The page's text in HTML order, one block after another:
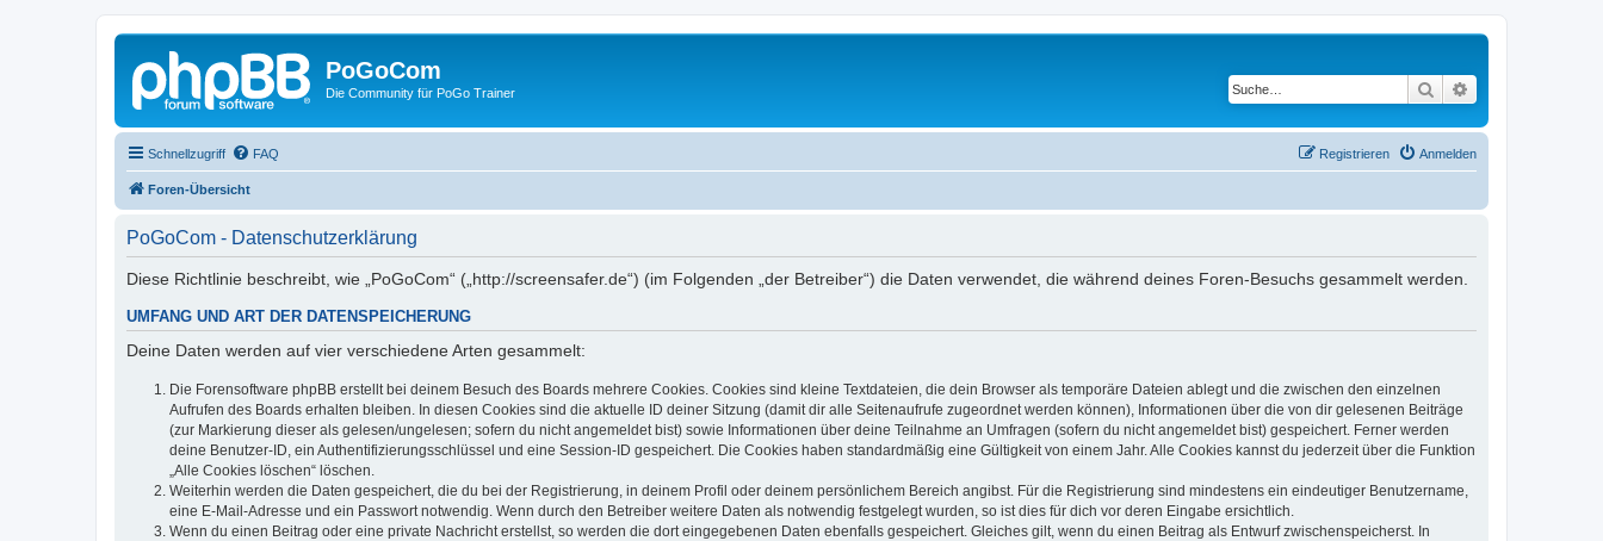
PoGoCom
Die Community für PoGo Trainer Suche
Schnellzugriff FAQ Anmelden
Registrieren
Foren-Übersicht
PoGoCom - Datenschutzerklärung
Diese Richtlinie beschreibt, wie „PoGoCom“ („http://screensafer.de“) (im Folgenden „der Betreiber“) die Daten verwendet, die während deines Foren-Besuchs gesammelt werden.
UMFANG UND ART DER DATENSPEICHERUNG
Deine Daten werden auf vier verschiedene Arten gesammelt:
Die Forensoftware phpBB erstellt bei deinem Besuch des Boards mehrere Cookies. Cookies sind kleine Textdateien, die dein Browser als temporäre Dateien ablegt und die zwischen den einzelnen
Aufrufen des Boards erhalten bleiben. In diesen Cookies sind die aktuelle ID deiner Sitzung (damit dir alle Seitenaufrufe zugeordnet werden können), Informationen über die von dir gelesenen Beiträge
(zur Markierung dieser als gelesen/ungelesen; sofern du nicht angemeldet bist) sowie Informationen über deine Teilnahme an Umfragen (sofern du nicht angemeldet bist) gespeichert. Ferner werden
deine Benutzer-ID, ein Authentifizierungsschlüssel und eine Session-ID gespeichert. Die Cookies haben standardmäßig eine Gültigkeit von einem Jahr. Alle Cookies kannst du jederzeit über die Funktion
„Alle Cookies löschen“ löschen.
Weiterhin werden die Daten gespeichert, die du bei der Registrierung, in deinem Profil oder deinem persönlichem Bereich angibst. Für die Registrierung sind mindestens ein eindeutiger Benutzername,
eine E-Mail-Adresse und ein Passwort notwendig. Wenn durch den Betreiber weitere Daten als notwendig festgelegt wurden, so ist dies für dich vor deren Eingabe ersichtlich.
Wenn du einen Beitrag oder eine private Nachricht erstellst, so werden die dort eingegebenen Daten ebenfalls gespeichert. Gleiches gilt, wenn du einen Beitrag als Entwurf zwischenspeicherst. In